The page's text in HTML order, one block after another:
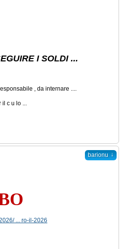
I SOLDI ...
, da internare ....
il c u lo ...
barionu ↓
... ro-il-2026